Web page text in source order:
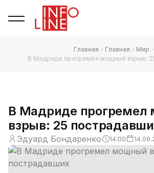
Главная Главная
Мир
В Мадриде прогремел мощный взрыв:
В Мадриде
взрыв: 25
Эдуард Бондаренко 14:00